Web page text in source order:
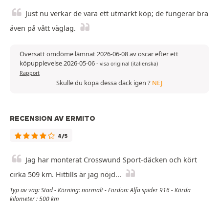
Just nu verkar de vara ett utmärkt köp; de fungerar bra
även på vått väglag.
Översatt omdöme lämnat 2026-06-08 av oscar efter ett
köpupplevelse 2026-05-06- visa original (italienska)
Rapport
Skulle du köpa dessa däck igen ? NEJ
RECENSION AV ERMITO
4/5
Jag har monterat Crosswund Sport-däcken och kört
cirka 509 km. Hittills är jag nöjd...
Typ av väg: Stad - Körning: normalt - Fordon: Alfa spider 916 - Körda
kilometer : 500 km